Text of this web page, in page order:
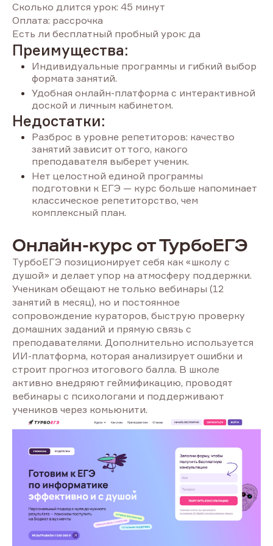
Сколько длится урок: 45 минут
Оплата: рассрочка
Есть ли бесплатный пробный урок: да
Преимущества:
Индивидуальные программы и гибкий выбор
формата занятий.
Удобная онлайн-платформа с интерактивной
доской и личным кабинетом.
Недостатки:
Разброс в уровне репетиторов: качество
занятий зависит от того, какого
преподавателя выберет ученик.
Нет целостной единой программы
подготовки к ЕГЭ — курс больше напоминает
классическое репетиторство, чем
комплексный план.
Онлайн-курс от ТурбоЕГЭ
ТурбоЕГЭ позиционирует себя как «школу с
душой» и делает упор на атмосферу поддержки.
Ученикам обещают не только вебинары (12
занятий в месяц), но и постоянное
сопровождение кураторов, быструю проверку
домашних заданий и прямую связь с
преподавателями. Дополнительно используется
ИИ-платформа, которая анализирует ошибки и
строит прогноз итогового балла. В школе
активно внедряют геймификацию, проводят
вебинары с психологами и поддерживают
учеников через комьюнити.